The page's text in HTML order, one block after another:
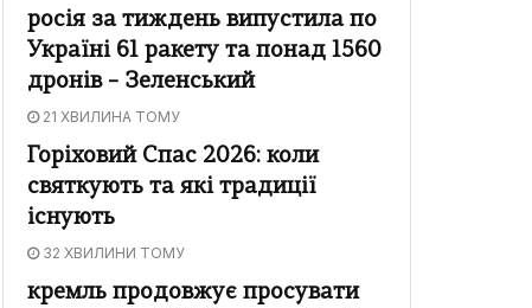
росія за тиждень випустила по
Україні 61 ракету та понад 1560
дронів – Зеленський
21 ХВИЛИНА ТОМУ
Горіховий Спас 2026: коли
святкують та які традиції
існують
32 ХВИЛИНИ ТОМУ
кремль продовжує просувати